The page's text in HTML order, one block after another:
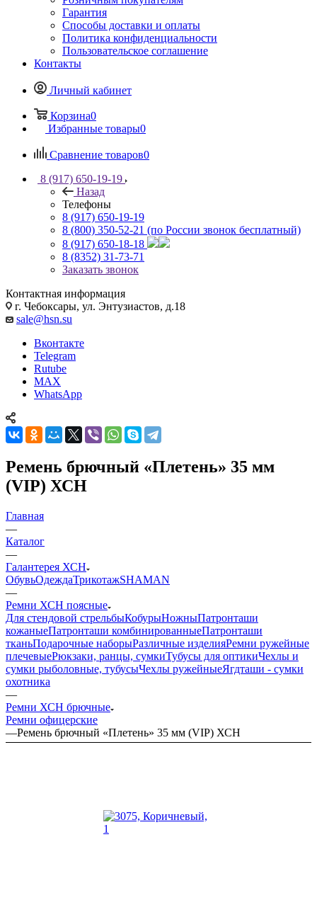
Гарантия
Способы доставки и оплаты
Политика конфиденциальности
Пользовательское соглашение
Контакты
Личный кабинет
Корзина0
Избранные товары0
Сравнение товаров0
8 (917) 650-19-19
Назад
Телефоны
8 (917) 650-19-19
8 (800) 350-52-21 (по России звонок бесплатный)
8 (917) 650-18-18
8 (8352) 31-73-71
Заказать звонок
Контактная информация
г. Чебоксары, ул. Энтузиастов, д.18
sale@hsn.su
Вконтакте
Telegram
Rutube
MAX
WhatsApp
Ремень брючный «Плетень» 35 мм
(VIP) ХСН
Главная
—
Каталог
—
Галантерея ХСН
ОбувьОдеждаТрикотажSHAMAN
—
Ремни ХСН поясные
Для стендовой стрельбыКобурыНожныПатронташи
кожаныеПатронташи комбинированныеПатронташи
тканьПодарочные наборыРазличные изделияРемни ружейные
плечевыеРюкзаки, ранцы, сумкиТубусы для оптикиЧехлы и
сумки рыболовные, тубусыЧехлы ружейныеЯгдташи - сумки
охотника
—
Ремни ХСН брючные
Ремни офицерские
—Ремень брючный «Плетень» 35 мм (VIP) ХСН